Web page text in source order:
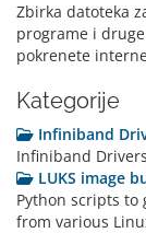
Zbirka datoteka
programe i
pokrenete
Kategorije
Infiniband
Infiniband
LUKS image
Python scripts to
from various